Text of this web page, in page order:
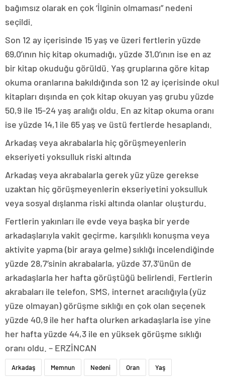
bağımsız olarak en çok ‘İlginin olmaması” nedeni
seçildi.
Son 12 ay içerisinde 15 yaş ve üzeri fertlerin yüzde
69,0’ının hiç kitap okumadığı, yüzde 31,0’ının ise en az
bir kitap okuduğu görüldü. Yaş gruplarına göre kitap
okuma oranlarına bakıldığında son 12 ay içerisinde okul
kitapları dışında en çok kitap okuyan yaş grubu yüzde
50,9 ile 15-24 yaş aralığı oldu. En az kitap okuma oranı
ise yüzde 14,1 ile 65 yaş ve üstü fertlerde hesaplandı.
Arkadaş veya akrabalarla hiç görüşmeyenlerin
ekseriyeti yoksulluk riski altında
Arkadaş veya akrabalarla gerek yüz yüze gerekse
uzaktan hiç görüşmeyenlerin ekseriyetini yoksulluk
veya sosyal dışlanma riski altında olanlar oluşturdu.
Fertlerin yakınları ile evde veya başka bir yerde
arkadaşlarıyla vakit geçirme, karşılıklı konuşma veya
aktivite yapma (bir araya gelme) sıklığı incelendiğinde
yüzde 28,7’sinin akrabalarla, yüzde 37,3’ünün de
arkadaşlarla her hafta görüştüğü belirlendi. Fertlerin
akrabaları ile telefon, SMS, internet aracılığıyla (yüz
yüze olmayan) görüşme sıklığı en çok olan seçenek
yüzde 40,9 ile her hafta olurken arkadaşlarla ise yine
her hafta yüzde 44,3 ile en yüksek görüşme sıklığı
oranı oldu. – ERZİNCAN
Arkadaş Memnun Nedeni Oran Yaş